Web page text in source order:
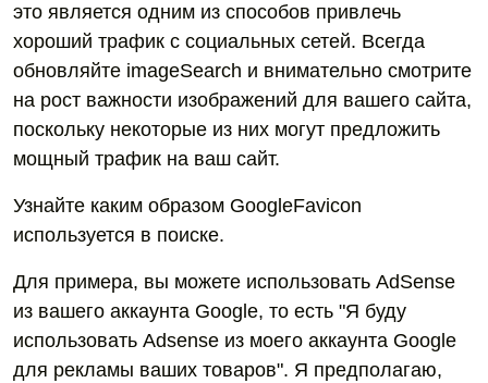
это является одним из способов привлечь
хороший трафик с социальных сетей. Всегда
обновляйте imageSearch и внимательно смотрите
на рост важности изображений для вашего сайта,
поскольку некоторые из них могут предложить
мощный трафик на ваш сайт.
Узнайте каким образом GoogleFavicon
используется в поиске.
Для примера, вы можете использовать AdSense
из вашего аккаунта Google, то есть "Я буду
использовать Adsense из моего аккаунта Google
для рекламы ваших товаров". Я предполагаю,